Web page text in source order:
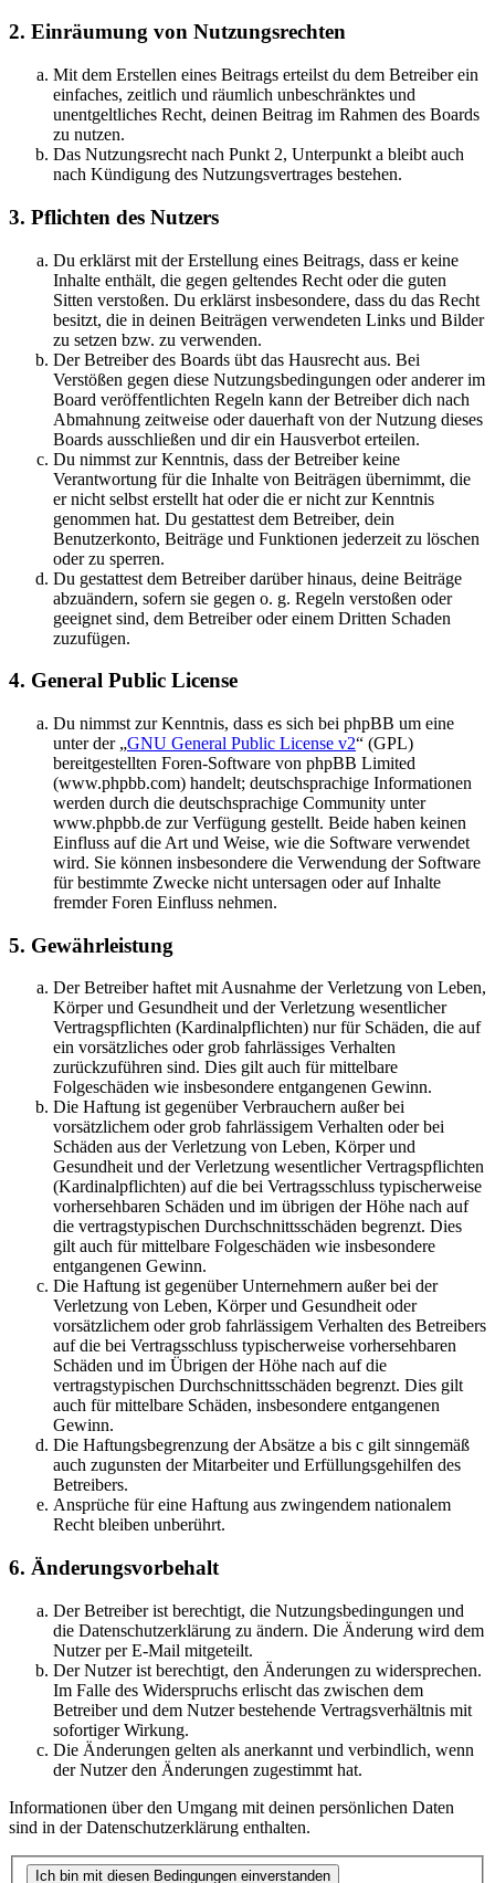
2. Einräumung von Nutzungsrechten
Mit dem Erstellen eines Beitrags erteilst du dem Betreiber ein
einfaches, zeitlich und räumlich unbeschränktes und
unentgeltliches Recht, deinen Beitrag im Rahmen des Boards
zu nutzen.
Das Nutzungsrecht nach Punkt 2, Unterpunkt a bleibt auch
nach Kündigung des Nutzungsvertrages bestehen.
3. Pflichten des Nutzers
Du erklärst mit der Erstellung eines Beitrags, dass er keine
Inhalte enthält, die gegen geltendes Recht oder die guten
Sitten verstoßen. Du erklärst insbesondere, dass du das Recht
besitzt, die in deinen Beiträgen verwendeten Links und Bilder
zu setzen bzw. zu verwenden.
Der Betreiber des Boards übt das Hausrecht aus. Bei
Verstößen gegen diese Nutzungsbedingungen oder anderer im
Board veröffentlichten Regeln kann der Betreiber dich nach
Abmahnung zeitweise oder dauerhaft von der Nutzung dieses
Boards ausschließen und dir ein Hausverbot erteilen.
Du nimmst zur Kenntnis, dass der Betreiber keine
Verantwortung für die Inhalte von Beiträgen übernimmt, die
er nicht selbst erstellt hat oder die er nicht zur Kenntnis
genommen hat. Du gestattest dem Betreiber, dein
Benutzerkonto, Beiträge und Funktionen jederzeit zu löschen
oder zu sperren.
Du gestattest dem Betreiber darüber hinaus, deine Beiträge
abzuändern, sofern sie gegen o. g. Regeln verstoßen oder
geeignet sind, dem Betreiber oder einem Dritten Schaden
zuzufügen.
4. General Public License
Du nimmst zur Kenntnis, dass es sich bei phpBB um eine
unter der „GNU General Public License v2“ (GPL)
bereitgestellten Foren-Software von phpBB Limited
(www.phpbb.com) handelt; deutschsprachige Informationen
werden durch die deutschsprachige Community unter
www.phpbb.de zur Verfügung gestellt. Beide haben keinen
Einfluss auf die Art und Weise, wie die Software verwendet
wird. Sie können insbesondere die Verwendung der Software
für bestimmte Zwecke nicht untersagen oder auf Inhalte
fremder Foren Einfluss nehmen.
5. Gewährleistung
Der Betreiber haftet mit Ausnahme der Verletzung von Leben,
Körper und Gesundheit und der Verletzung wesentlicher
Vertragspflichten (Kardinalpflichten) nur für Schäden, die auf
ein vorsätzliches oder grob fahrlässiges Verhalten
zurückzuführen sind. Dies gilt auch für mittelbare
Folgeschäden wie insbesondere entgangenen Gewinn.
Die Haftung ist gegenüber Verbrauchern außer bei
vorsätzlichem oder grob fahrlässigem Verhalten oder bei
Schäden aus der Verletzung von Leben, Körper und
Gesundheit und der Verletzung wesentlicher Vertragspflichten
(Kardinalpflichten) auf die bei Vertragsschluss typischerweise
vorhersehbaren Schäden und im übrigen der Höhe nach auf
die vertragstypischen Durchschnittsschäden begrenzt. Dies
gilt auch für mittelbare Folgeschäden wie insbesondere
entgangenen Gewinn.
Die Haftung ist gegenüber Unternehmern außer bei der
Verletzung von Leben, Körper und Gesundheit oder
vorsätzlichem oder grob fahrlässigem Verhalten des Betreibers
auf die bei Vertragsschluss typischerweise vorhersehbaren
Schäden und im Übrigen der Höhe nach auf die
vertragstypischen Durchschnittsschäden begrenzt. Dies gilt
auch für mittelbare Schäden, insbesondere entgangenen
Gewinn.
Die Haftungsbegrenzung der Absätze a bis c gilt sinngemäß
auch zugunsten der Mitarbeiter und Erfüllungsgehilfen des
Betreibers.
Ansprüche für eine Haftung aus zwingendem nationalem
Recht bleiben unberührt.
6. Änderungsvorbehalt
Der Betreiber ist berechtigt, die Nutzungsbedingungen und
die Datenschutzerklärung zu ändern. Die Änderung wird dem
Nutzer per E-Mail mitgeteilt.
Der Nutzer ist berechtigt, den Änderungen zu widersprechen.
Im Falle des Widerspruchs erlischt das zwischen dem
Betreiber und dem Nutzer bestehende Vertragsverhältnis mit
sofortiger Wirkung.
Die Änderungen gelten als anerkannt und verbindlich, wenn
der Nutzer den Änderungen zugestimmt hat.
Informationen über den Umgang mit deinen persönlichen Daten
sind in der Datenschutzerklärung enthalten.